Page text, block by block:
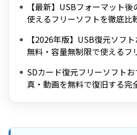
【最新】USBフォーマット
使えるフリーソフトを徹底比
【2026年版】USB復元ソフ
無料・容量無制限で使えるフ
SDカード復元フリーソフト
真・動画を無料で復旧する完